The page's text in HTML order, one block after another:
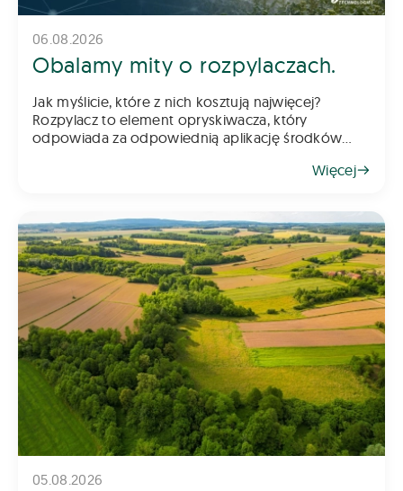
06.08.2026
Obalamy mity o rozpylaczach.
Jak myślicie, które z nich kosztują najwięcej?
Rozpylacz to element opryskiwacza, który
odpowiada za odpowiednią aplikację środków
Więcej
05.08.2026